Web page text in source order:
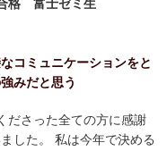
格 富士ゼミ生
コミュニケーションをと
みだと思う
ださった全ての方に感謝
した。 私は今年で決める